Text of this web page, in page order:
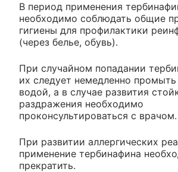
В период применения
необходимо соблюдать общие
гигиены для профилактики
(через белье, обувь).
При случайном попадании
их следует немедленно
водой, а в случае развития
раздражения необходимо
проконсультироваться с врачом.
При развитии аллергических
применение тербинафина
прекратить.